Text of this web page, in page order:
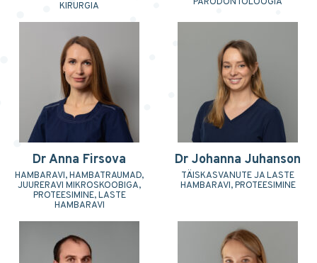
KIRURGIA
Dr Anna Firsova
HAMBARAVI, HAMBATRAUMAD,
JUURERAVI MIKROSKOOBIGA,
PROTEESIMINE, LASTE
HAMBARAVI
Dr Johanna Juhanson
TÄISKASVANUTE JA LASTE
HAMBARAVI, PROTEESIMINE